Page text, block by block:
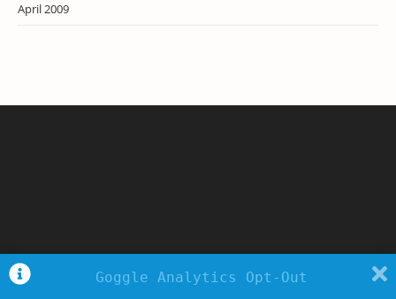
April 2009
Copyright - WordPress Theme by OceanWP
Goggle Analytics Opt-Out